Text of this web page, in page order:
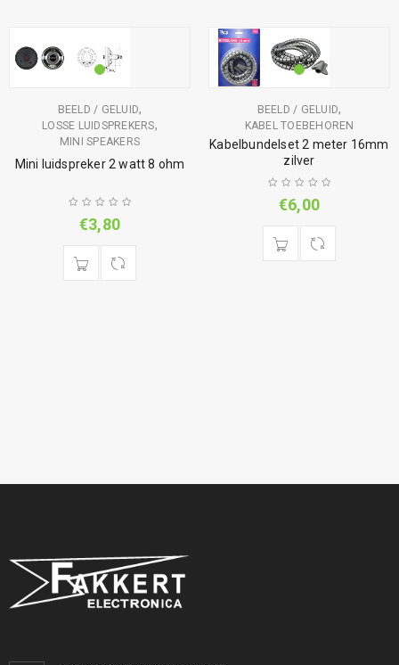
BEELD / GELUID,
LOSSE LUIDSPREKERS,
MINI SPEAKERS
Mini luidspreker 2 watt 8 ohm
€3,80
BEELD / GELUID,
KABEL TOEBEHOREN
Kabelbundelset 2 meter 16mm
zilver
€6,00